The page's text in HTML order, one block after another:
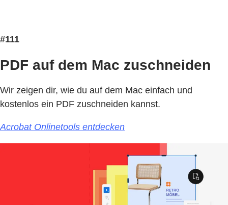
#111
PDF auf dem Mac zuschneiden
Wir zeigen dir, wie du auf dem Mac einfach und
kostenlos ein PDF zuschneiden kannst.
Acrobat Onlinetools entdecken